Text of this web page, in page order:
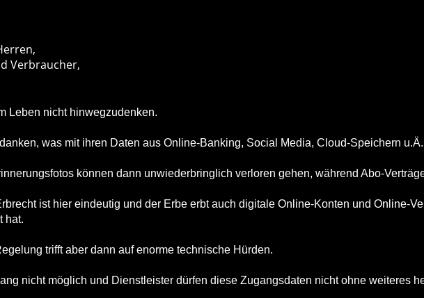
Verbraucher,
Leben nicht hinwegzudenken.
was mit ihren Daten aus Online-Banking, Social Media, Cloud-Speichern
können dann unwiederbringlich verloren gehen, während Abo-
ist hier eindeutig und der Erbe erbt auch digitale Online-Konten und Online-
hat.
trifft aber dann auf enorme technische Hürden.
nicht möglich und Dienstleister dürfen diese Zugangsdaten nicht ohne weiteres